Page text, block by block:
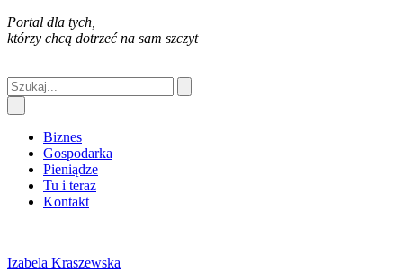
Portal dla tych,
którzy chcą dotrzeć na sam szczyt
Biznes
Gospodarka
Pieniądze
Tu i teraz
Kontakt
Izabela Kraszewska